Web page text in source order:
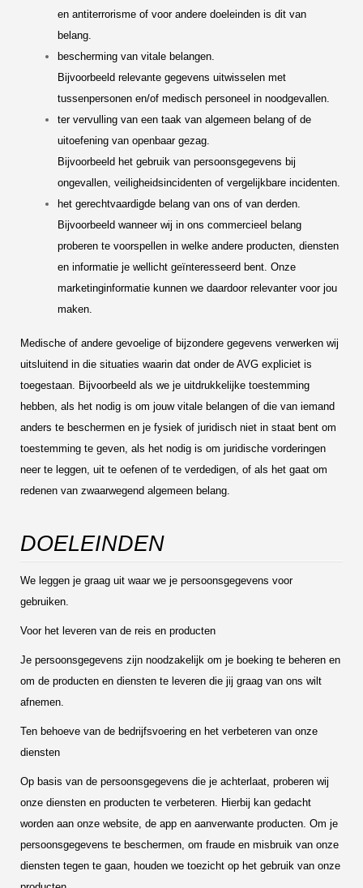
en antiterrorisme of voor andere doeleinden is dit van
belang.
bescherming van vitale belangen.
Bijvoorbeeld relevante gegevens uitwisselen met
tussenpersonen en/of medisch personeel in noodgevallen.
ter vervulling van een taak van algemeen belang of de
uitoefening van openbaar gezag.
Bijvoorbeeld het gebruik van persoonsgegevens bij
ongevallen, veiligheidsincidenten of vergelijkbare incidenten.
het gerechtvaardigde belang van ons of van derden.
Bijvoorbeeld wanneer wij in ons commercieel belang
proberen te voorspellen in welke andere producten, diensten
en informatie je wellicht geïnteresseerd bent. Onze
marketinginformatie kunnen we daardoor relevanter voor jou
maken.
Medische of andere gevoelige of bijzondere gegevens verwerken wij
uitsluitend in die situaties waarin dat onder de AVG expliciet is
toegestaan. Bijvoorbeeld als we je uitdrukkelijke toestemming
hebben, als het nodig is om jouw vitale belangen of die van iemand
anders te beschermen en je fysiek of juridisch niet in staat bent om
toestemming te geven, als het nodig is om juridische vorderingen
neer te leggen, uit te oefenen of te verdedigen, of als het gaat om
redenen van zwaarwegend algemeen belang.
DOELEINDEN
We leggen je graag uit waar we je persoonsgegevens voor
gebruiken.
Voor het leveren van de reis en producten
Je persoonsgegevens zijn noodzakelijk om je boeking te beheren en
om de producten en diensten te leveren die jij graag van ons wilt
afnemen.
Ten behoeve van de bedrijfsvoering en het verbeteren van onze
diensten
Op basis van de persoonsgegevens die je achterlaat, proberen wij
onze diensten en producten te verbeteren. Hierbij kan gedacht
worden aan onze website, de app en aanverwante producten. Om je
persoonsgegevens te beschermen, om fraude en misbruik van onze
diensten tegen te gaan, houden we toezicht op het gebruik van onze